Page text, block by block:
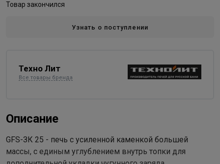
Товар закончился
Узнать о поступлении
Техно Лит
Все товары бренда
Описание
GFS-ЗК 25 - печь с усиленной каменкой большей
массы, с единым углублением внутрь топки для